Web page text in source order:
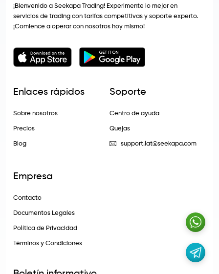
¡Bienvenido a Seekapa Trading! Experimente lo mejor en
servicios de trading con tarifas competitivas y soporte experto.
¡Comience a operar con nosotros hoy mismo!
Enlaces rápidos
Sobre nosotros
Precios
Blog
Soporte
Centro de ayuda
Quejas
support.lat@seekapa.com
Empresa
Contacto
Documentos Legales
Política de Privacidad
Términos y Condiciones